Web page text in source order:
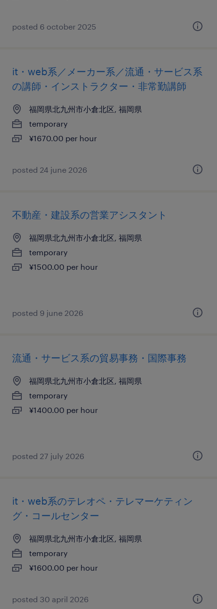
posted 6 october 2025
it・web系／メーカー系／流通・サービス系
の講師・インストラクター・非常勤講師
福岡県北九州市小倉北区, 福岡県
temporary
¥1670.00 per hour
posted 24 june 2026
不動産・建設系の営業アシスタント
福岡県北九州市小倉北区, 福岡県
temporary
¥1500.00 per hour
posted 9 june 2026
流通・サービス系の貿易事務・国際事務
福岡県北九州市小倉北区, 福岡県
temporary
¥1400.00 per hour
posted 27 july 2026
it・web系のテレオペ・テレマーケティン
グ・コールセンター
福岡県北九州市小倉北区, 福岡県
temporary
¥1600.00 per hour
posted 30 april 2026